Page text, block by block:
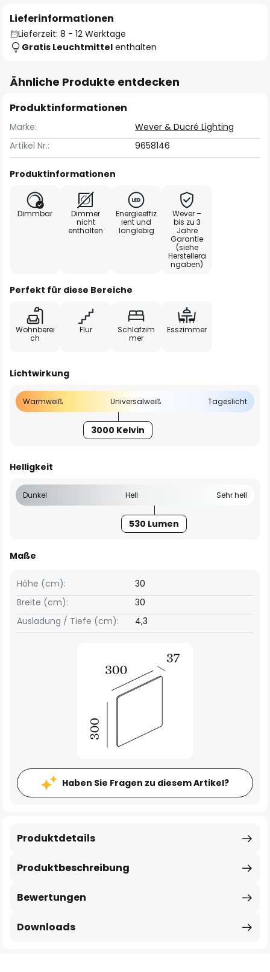
Lieferinformationen
Lieferzeit: 8 - 12 Werktage
Gratis Leuchtmittel enthalten
Ähnliche Produkte entdecken
Produktinformationen
Marke:
Wever & Ducré Lighting
Artikel Nr.:
9658146
Produktinformationen
Dimmbar
Dimmer
nicht
enthalten
Energieeffiz
ient und
langlebig
Wever –
bis zu 3
Jahre
Garantie
(siehe
Herstellera
ngaben)
Perfekt für diese Bereiche
Wohnberei
ch
Flur
Schlafzim
mer
Esszimmer
Lichtwirkung
Warmweiß Universalweiß Tageslicht
3000 Kelvin
Helligkeit
Dunkel Hell Sehr hell
530 Lumen
Maße
Breite (cm): 30
Höhe (cm): 30
Ausladung / Tiefe (cm): 4,3
Haben Sie Fragen zu diesem Artikel?
Produktbeschreibung
Produktdetails
Bewertungen
Downloads